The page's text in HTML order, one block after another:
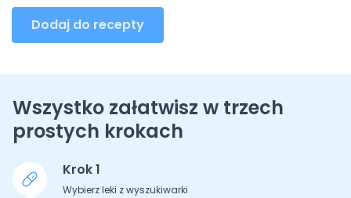
Dodaj do recepty
Wszystko załatwisz w trzech
prostych krokach
Krok 1
Wybierz leki z wyszukiwarki